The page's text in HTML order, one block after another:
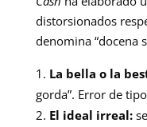
distorsionados
denomina “docena
La bella o la
gorda”. Error de
El ideal irreal: